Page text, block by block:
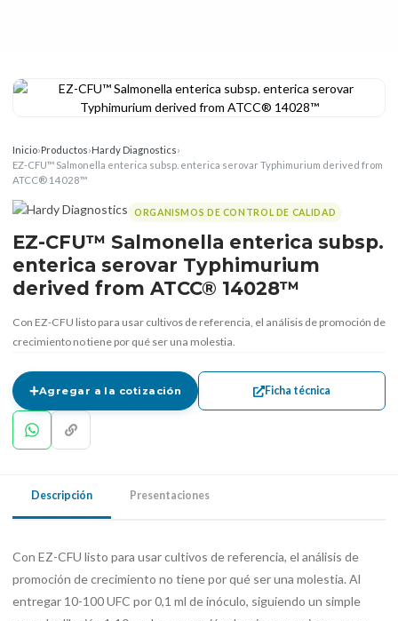
Inicio›Productos›Hardy Diagnostics›
EZ-CFU™ Salmonella enterica subsp. enterica serovar Typhimurium derived from
ATCC® 14028™
ORGANISMOS DE CONTROL DE CALIDAD
EZ-CFU™ Salmonella enterica subsp.
enterica serovar Typhimurium
derived from ATCC® 14028™
Con EZ-CFU listo para usar cultivos de referencia, el análisis de promoción de
crecimiento no tiene por qué ser una molestia.
Agregar a la cotización Ficha técnica
Descripción Presentaciones
Con EZ-CFU listo para usar cultivos de referencia, el análisis de
promoción de crecimiento no tiene por qué ser una molestia. Al
entregar 10-100 UFC por 0,1 ml de inóculo, siguiendo un simple